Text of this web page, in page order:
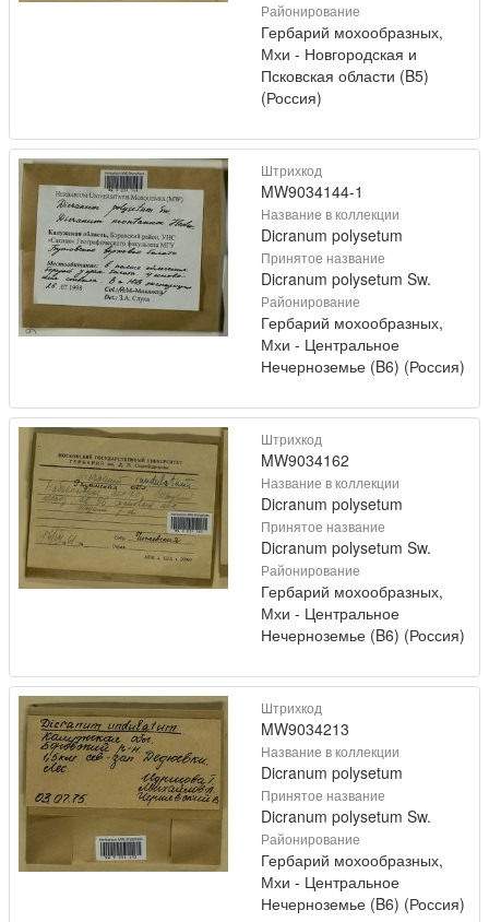
Районирование
Гербарий мохообразных,
Мхи - Новгородская и
Псковская области (B5)
(Россия)
Штрихкод
MW9034144-1
Название в коллекции
Dicranum polysetum
Принятое название
Dicranum polysetum Sw.
Районирование
Гербарий мохообразных,
Мхи - Центральное
Нечерноземье (B6) (Россия)
Штрихкод
MW9034162
Название в коллекции
Dicranum polysetum
Принятое название
Dicranum polysetum Sw.
Районирование
Гербарий мохообразных,
Мхи - Центральное
Нечерноземье (B6) (Россия)
Штрихкод
MW9034213
Название в коллекции
Dicranum polysetum
Принятое название
Dicranum polysetum Sw.
Районирование
Гербарий мохообразных,
Мхи - Центральное
Нечерноземье (B6) (Россия)